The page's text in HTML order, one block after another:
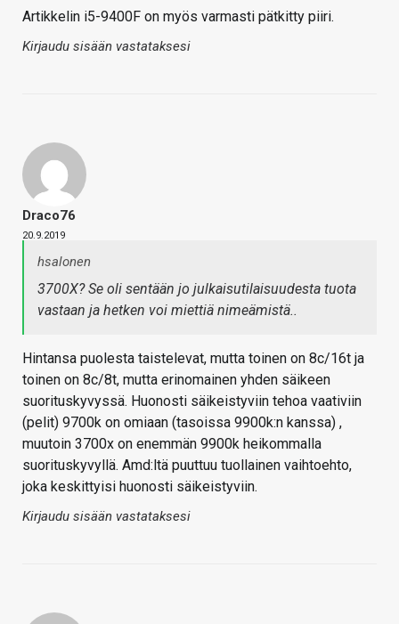
Artikkelin i5-9400F on myös varmasti pätkitty piiri.
Kirjaudu sisään vastataksesi
Draco76
20.9.2019
hsalonen
3700X? Se oli sentään jo julkaisutilaisuudesta tuota
vastaan ja hetken voi miettiä nimeämistä..
Hintansa puolesta taistelevat, mutta toinen on 8c/16t ja
toinen on 8c/8t, mutta erinomainen yhden säikeen
suorituskyvyssä. Huonosti säikeistyviin tehoa vaativiin
(pelit) 9700k on omiaan (tasoissa 9900k:n kanssa) ,
muutoin 3700x on enemmän 9900k heikommalla
suorituskyvyllä. Amd:ltä puuttuu tuollainen vaihtoehto,
joka keskittyisi huonosti säikeistyviin.
Kirjaudu sisään vastataksesi